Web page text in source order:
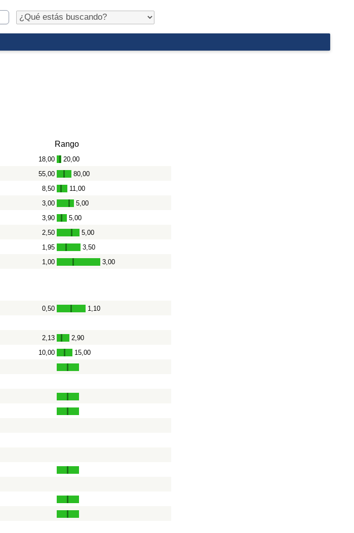
Rango
18,00 - 20,00
55,00 - 80,00
8,50 - 11,00
3,00 - 5,00
3,90 - 5,00
2,50 - 5,00
1,95 - 3,50
1,00 - 3,00
0,50 - 1,10
2,13 - 2,90
10,00 - 15,00